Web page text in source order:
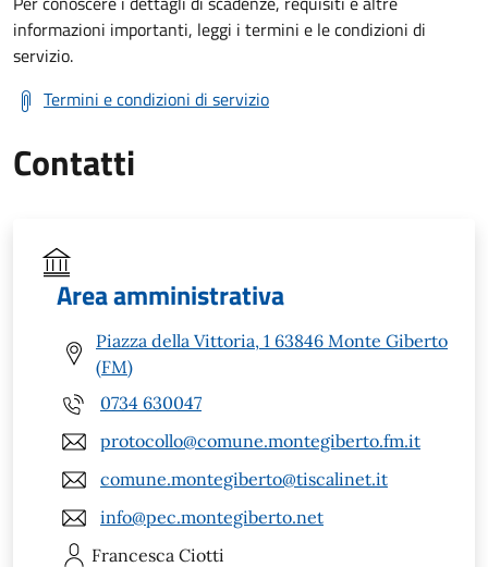
informazioni importanti, leggi i termini e le condizioni di
servizio.
Termini e condizioni di servizio
Contatti
Area amministrativa
Piazza della Vittoria, 1 63846 Monte Giberto
(FM)
0734 630047
protocollo@comune.montegiberto.fm.it
comune.montegiberto@tiscalinet.it
info@pec.montegiberto.net
Francesca Ciotti